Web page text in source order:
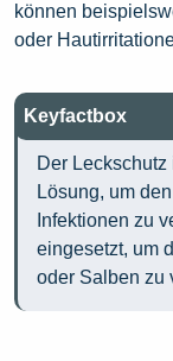
können
oder
Keyfactbox
Der
Lösung, um
Infektionen zu
eingesetzt, um
oder Salben zu